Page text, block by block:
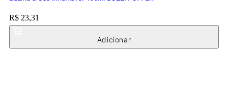
Price:
R$ 23,31